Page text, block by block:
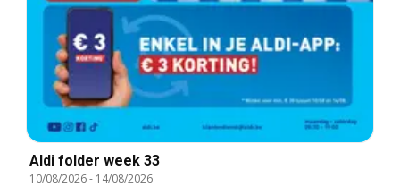
Aldi folder week 33
10/08/2026- 14/08/2026